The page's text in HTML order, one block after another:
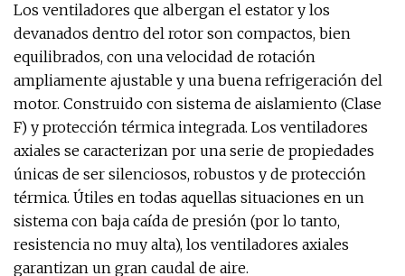
Los ventiladores que albergan el estator y los
devanados dentro del rotor son compactos, bien
equilibrados, con una velocidad de rotación
ampliamente ajustable y una buena refrigeración del
motor. Construido con sistema de aislamiento (Clase
F) y protección térmica integrada. Los ventiladores
axiales se caracterizan por una serie de propiedades
únicas de ser silenciosos, robustos y de protección
térmica. Útiles en todas aquellas situaciones en un
sistema con baja caída de presión (por lo tanto,
resistencia no muy alta), los ventiladores axiales
garantizan un gran caudal de aire.